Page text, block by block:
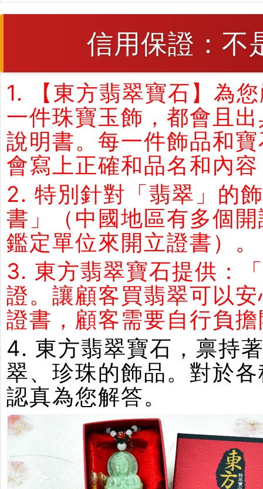
信用保證：不
1. 【東方翡翠寶石】為
一件珠寶玉飾，都會且
說明書。每一件飾品和
會寫上正確和品名和內
2. 特別針對「翡翠」的
書」（中國地區有多個
鑑定單位來開立證書）。
3. 東方翡翠寶石提供：
證。讓顧客買翡翠可以
證書，顧客需要自行負
4. 東方翡翠寶石，禀持
翠、珍珠的飾品。對於
認真為您解答。